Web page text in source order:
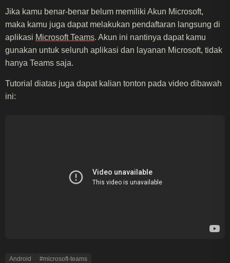
Jika kamu benar-benar belum memiliki Akun Microsoft,
maka kamu juga dapat melakukan pendaftaran langsung di
aplikasi Microsoft Teams. Akun ini nantinya dapat kamu
gunakan untuk seluruh aplikasi dan layanan Microsoft, tidak
hanya Teams saja.
Tutorial diatas juga dapat kalian tonton pada video dibawah
ini:
Android #microsoft-teams